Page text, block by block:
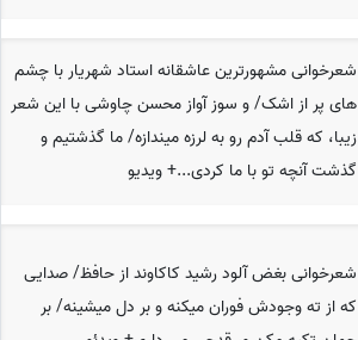
شعرخوانی مشهورترین عاشقانه استاد شهریار با چشم
های پر از اشک/ و سوز آواز محسن چاوشی با این شعر
زیبا، که قلب آدم رو به لرزه میندازه/ ما گذشتیم و
گذشت آنچه تو با ما کردی...+ ویدیو
شعرخوانی بغض آلود رشید کاکاوند از حافظ/ صدایی
که از ته وجودش فوران میکنه و بر دل میشینه/ بر